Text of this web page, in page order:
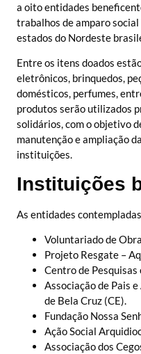
a oito entidades
trabalhos de amparo social
estados do Nordeste
Entre os itens doados
eletrônicos, brinquedos,
domésticos, perfumes,
produtos serão utilizados
solidários, com o objetivo
manutenção e ampliação
instituições.
Instituições
As entidades
Voluntariado de
Projeto Resgate –
Centro de Pesquisas
Associação de Pais
de Bela Cruz (CE).
Fundação Nossa
Ação Social
Associação dos